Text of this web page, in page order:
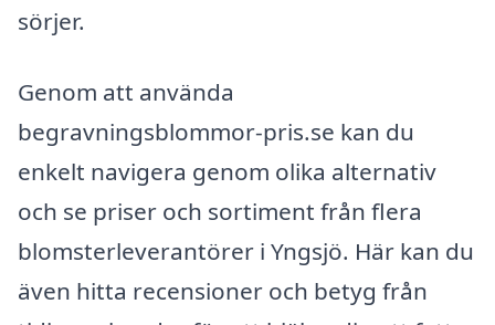
sörjer.
Genom att använda
begravningsblommor-pris.se kan du
enkelt navigera genom olika alternativ
och se priser och sortiment från flera
blomsterleverantörer i Yngsjö. Här kan du
även hitta recensioner och betyg från